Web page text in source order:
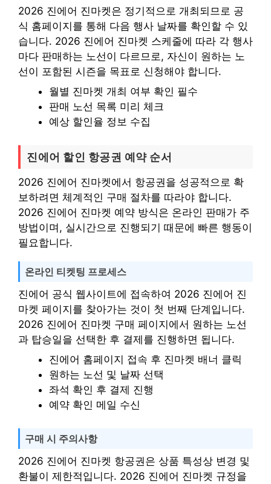
2026 진에어 진마켓은 정기적으로 개최되므로 공
식 홈페이지를 통해 다음 행사 날짜를 확인할 수 있
습니다. 2026 진에어 진마켓 스케줄에 따라 각 행사
마다 판매하는 노선이 다르므로, 자신이 원하는 노
선이 포함된 시즌을 목표로 신청해야 합니다.
월별 진마켓 개최 여부 확인 필수
판매 노선 목록 미리 체크
예상 할인율 정보 수집
진에어 할인 항공권 예약 순서
2026 진에어 진마켓에서 항공권을 성공적으로 확
보하려면 체계적인 구매 절차를 따라야 합니다.
2026 진에어 진마켓 예약 방식은 온라인 판매가 주
방법이며, 실시간으로 진행되기 때문에 빠른 행동이
필요합니다.
온라인 티켓팅 프로세스
진에어 공식 웹사이트에 접속하여 2026 진에어 진
마켓 페이지를 찾아가는 것이 첫 번째 단계입니다.
2026 진에어 진마켓 구매 페이지에서 원하는 노선
과 탑승일을 선택한 후 결제를 진행하면 됩니다.
진에어 홈페이지 접속 후 진마켓 배너 클릭
원하는 노선 및 날짜 선택
좌석 확인 후 결제 진행
예약 확인 메일 수신
구매 시 주의사항
2026 진에어 진마켓 항공권은 상품 특성상 변경 및
환불이 제한적입니다. 2026 진에어 진마켓 규정을